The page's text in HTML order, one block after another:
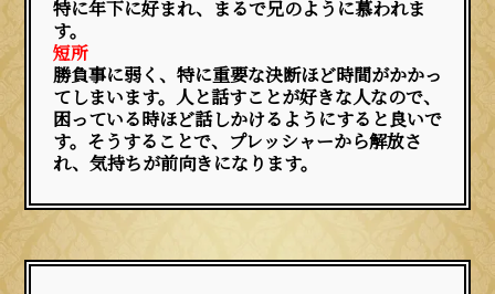
特に年下に好まれ、まるで兄のように慕われま
す。
短所
勝負事に弱く、特に重要な決断ほど時間がかかっ
てしまいます。人と話すことが好きな人なので、
困っている時ほど話しかけるようにすると良いで
す。そうすることで、プレッシャーから解放さ
れ、気持ちが前向きになります。